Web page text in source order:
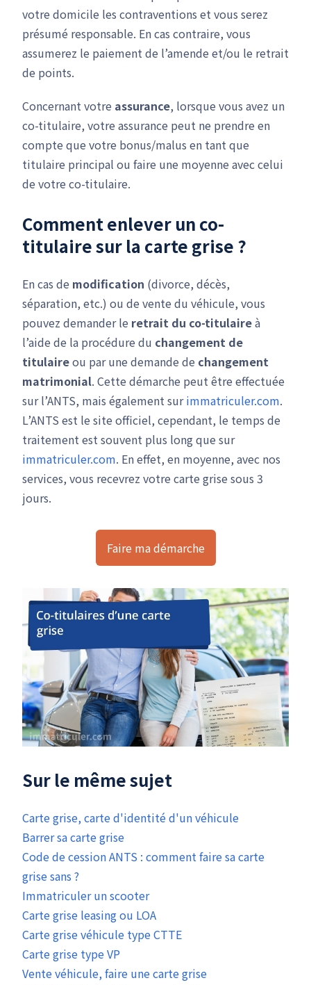
votre domicile les contraventions et vous serez
présumé responsable. En cas contraire, vous
assumerez le paiement de l’amende et/ou le retrait
de points.
Concernant votre assurance, lorsque vous avez un
co-titulaire, votre assurance peut ne prendre en
compte que votre bonus/malus en tant que
titulaire principal ou faire une moyenne avec celui
de votre co-titulaire.
Comment enlever un co-
titulaire sur la carte grise ?
En cas de modification (divorce, décès,
séparation, etc.) ou de vente du véhicule, vous
pouvez demander le retrait du co-titulaireà
l’aide de la procédure du changement de
titulaireou par une demande de changement
matrimonial. Cette démarche peut être effectuée
sur l’ANTS, mais également surimmatriculer.com.
L’ANTS est le site officiel, cependant, le temps de
traitement est souvent plus long que sur
immatriculer.com. En effet, en moyenne, avec nos
services, vous recevrez votre carte grise sous 3
jours.
Faire ma démarche
Sur le même sujet
Carte grise, carte d'identité d'un véhicule
Barrer sa carte grise
Code de cession ANTS : comment faire sa carte
grise sans ?
Immatriculer un scooter
Carte grise leasing ou LOA
Carte grise véhicule type CTTE
Carte grise type VP
Vente véhicule, faire une carte grise